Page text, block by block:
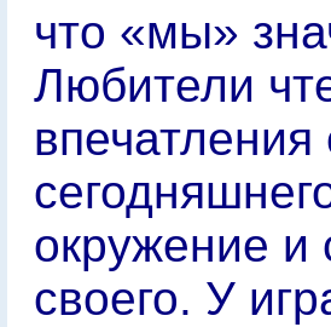
что «мы»
Любители
впечатления
окружение и
своего. У